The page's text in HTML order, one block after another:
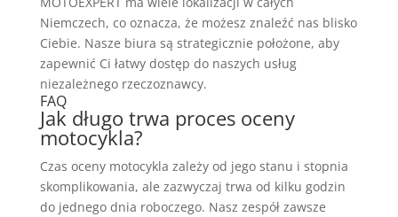
Niemczech, co oznacza, że możesz znaleźć nas blisko
Ciebie. Nasze biura są strategicznie położone, aby
zapewnić Ci łatwy dostęp do naszych usług
niezależnego rzeczoznawcy.
FAQ
Jak długo trwa proces oceny
motocykla?
Czas oceny motocykla zależy od jego stanu i stopnia
skomplikowania, ale zazwyczaj trwa od kilku godzin
do jednego dnia roboczego. Nasz zespół zawsze